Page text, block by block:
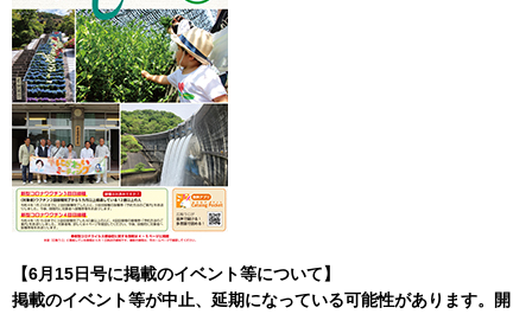
【6月15日号に掲載のイベント等について】
掲載のイベント等が中止、延期になっている可能性があります。開